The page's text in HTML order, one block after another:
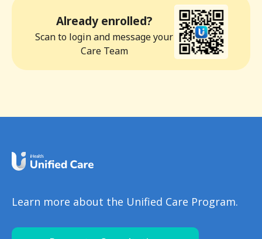
Already enrolled?
Scan to login and message your
Care Team
Learn more about the Unified Care Program.